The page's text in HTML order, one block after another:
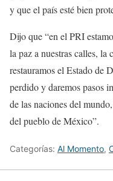
y que el país esté bien
Dijo que “en el PRI
la paz a nuestras calles, la
restauramos el Estado de
perdido y daremos pasos
de las naciones del
del pueblo de México”.
Categorías: Al Momento,